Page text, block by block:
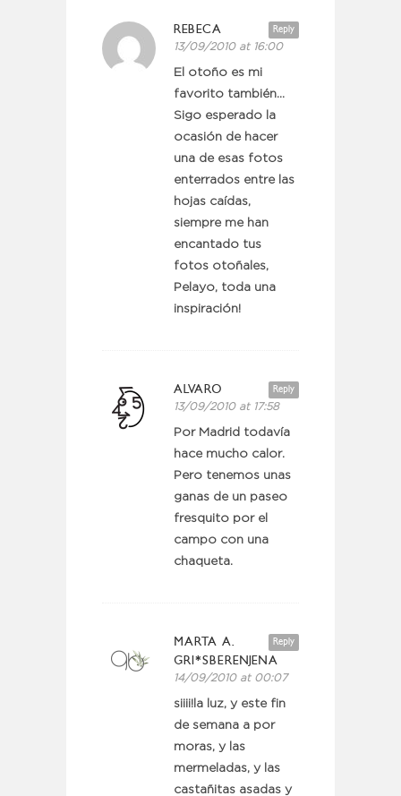
Reply
REBECA
13/09/2010 at 16:00
El otoño es mi
favorito también…
Sigo esperado la
ocasión de hacer
una de esas fotos
enterrados entre las
hojas caídas,
siempre me han
encantado tus
fotos otoñales,
Pelayo, toda una
inspiración!
Reply
ALVARO
13/09/2010 at 17:58
Por Madrid todavía
hace mucho calor.
Pero tenemos unas
ganas de un paseo
fresquito por el
campo con una
chaqueta.
Reply
MARTA A.
GRI*SBERENJENA
14/09/2010 at 00:07
siiii!la luz, y este fin
de semana a por
moras, y las
mermeladas, y las
castañitas asadas y